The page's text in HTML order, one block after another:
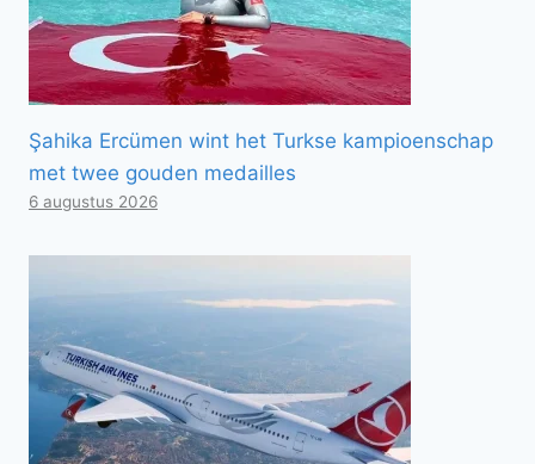
Şahika Ercümen wint het Turkse kampioenschap
met twee gouden medailles
6 augustus 2026